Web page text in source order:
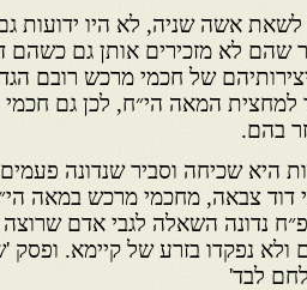
לשאת אשה שניה, לא היו ידועות
לא מזכירים אותן גם כשהם
של חכמי מרכש רובם
המאה הי״ח, לכן גם חכמי
בהם.
היא שכיחה וסביר שנדונה
דוד צבאה, מחכמי מרכש במאה
נדונה השאלה לגבי אדם
נפקדו בזרע של קיימא. ופסק
לבד'